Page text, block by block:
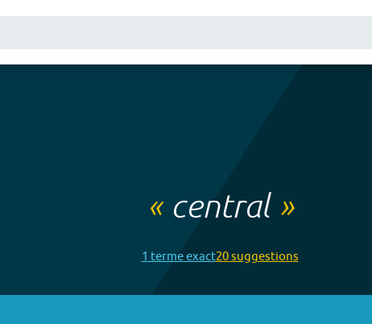
« central»
1 termeexact20suggestions